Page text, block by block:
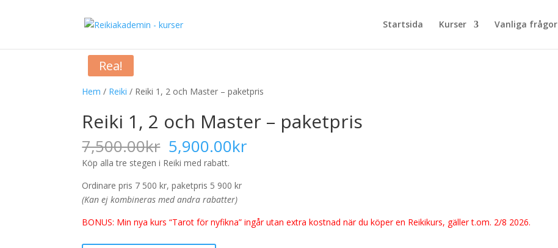
Startsida Kurser Vanliga frågor
Hem / Reiki / Reiki 1, 2 och Master – paketpris
Rea!
Reiki 1, 2 och Master – paketpris
7,500.00kr Det
ursprungliga
priset
var:
7,500.00kr.
5,900.00krDet
Köp alla tre stegen i Reiki med rabatt.
Ordinare pris 7 500 kr, paketpris 5 900 kr
(Kan ej kombineras med andra rabatter)
BONUS: Min nya kurs “Tarot för nyfikna” ingår utan extra kostnad när du köper en Reikikurs, gäller t.om. 2/8 2026.